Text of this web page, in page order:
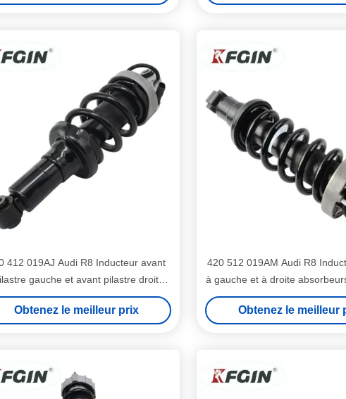
412 019AJ Audi R8 Inducteur avant
gauche et avant pilastre droit
hydrauliques Amortisseurs
420 412 020AJ
Obtenez le meilleur prix
420 512 019AM Audi R8
à gauche et à droite
piliers arrière absorbeurs
hydrauliques
Obtenez le meilleur